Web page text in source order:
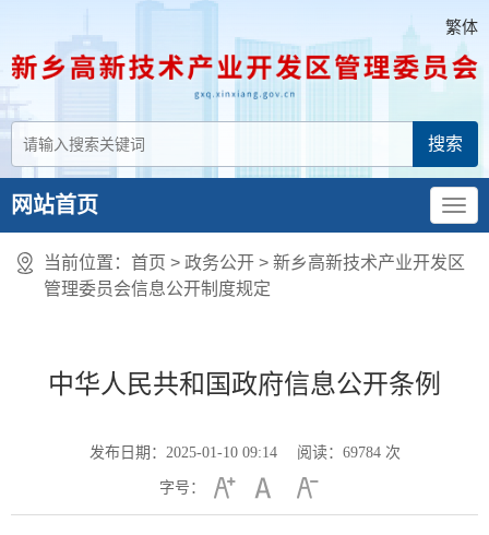
繁体
网站首页
当前位置： 首页 > 政务公开 > 新乡高新技术产业开发区
管理委员会信息公开制度规定
中华人民共和国政府信息公开条例
发布日期：2025-01-10 09:14 阅读： 69784次
字号：